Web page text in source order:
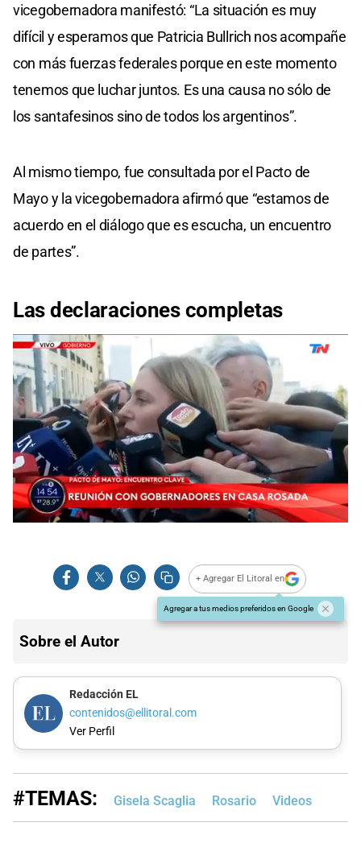
vicegobernadora manifestó: “La situación es muy
difícil y esperamos que Patricia Bullrich nos acompañe
con más fuerzas federales porque en este momento
tenemos que luchar juntos. Es una causa no sólo de
los santafesinos sino de todos los argentinos”.
Al mismo tiempo, fue consultada por el Pacto de
Mayo y la vicegobernadora afirmó que “estamos de
acuerdo en el diálogo que es escucha, un encuentro
de partes”.
Las declaraciones completas
seconds
+ Agregar El Litoral en
Agregar a tus medios preferidos en Google
Sobre el Autor
Redacción EL
contenidos@ellitoral.com
Ver Perfil
#TEMAS: Gisela Scaglia Rosario Videos